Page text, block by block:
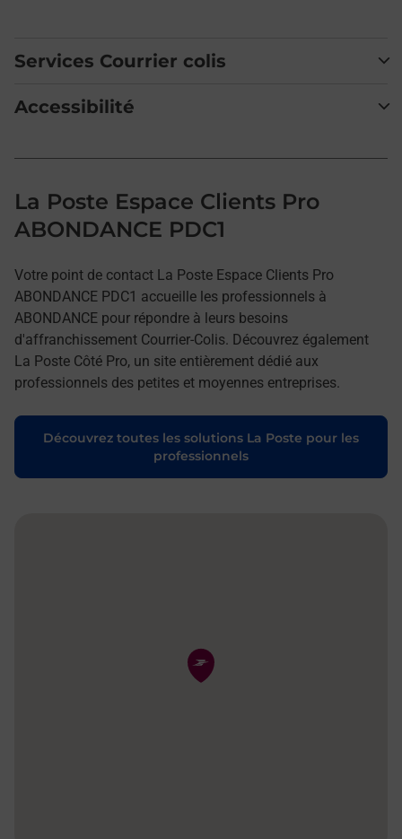
Services Courrier colis
Accessibilité
La Poste Espace Clients Pro
ABONDANCE PDC1
Votre point de contact La Poste Espace Clients Pro
ABONDANCE PDC1 accueille les professionnels à
ABONDANCE pour répondre à leurs besoins
d'affranchissement Courrier-Colis. Découvrez également
La Poste Côté Pro, un site entièrement dédié aux
professionnels des petites et moyennes entreprises.
Découvrez toutes les solutions La Poste pour les
professionnels
Pin de la carte